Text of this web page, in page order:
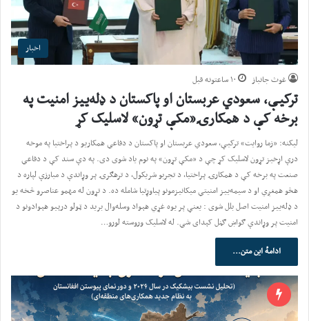
اخبار
غوث جانباز ۱۰ ساعتونه قبل
ترکیې، سعودي عربستان او پاکستان د ډله‌ییز امنیت په
برخه کې د همکارۍ«مکې تړون» لاسلیک کړ
لیکنه: «زما روایت» ترکیې، سعودي عربستان او پاکستان د دفاعي همکاریو د پراختیا په موخه
درې اړخیز تړون لاسلیک کړ چې د «مکې تړون» په نوم یاد شوی دی. په دې سند کې د دفاعي
صنعت په برخه کې د همکارۍ پراختیا، د تجربو شریکول، د ترهګرۍ پر وړاندې د مبارزې لپاره د
هڅو همغږي او د سیمه‌ییز امنیتي میکانیزمونو پیاوړتیا شامله ده. د تړون له مهمو عناصرو څخه یو
د ډله‌ییز امنیت اصل بلل شوی : یعنې پر یوه غړي هېواد وسله‌وال برید د ټولو درېیو هېوادونو د
امنیت پر وړاندې ګواښ ګڼل کېدای شي. له لاسلیک وروسته لورو…
ادامهٔ این متن...